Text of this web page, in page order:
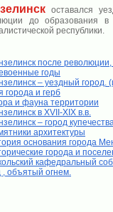
оставался
до образования в
республики.
после
годы
– уездный город.
города и герб
и фауна территории
в XVII-XIX в.в.
– город
архитектуры
основания города
города и
кафедральный
, объятый огнем.